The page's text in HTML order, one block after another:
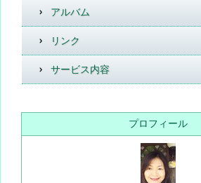
アルバム
リンク
サービス内容
プロフィール